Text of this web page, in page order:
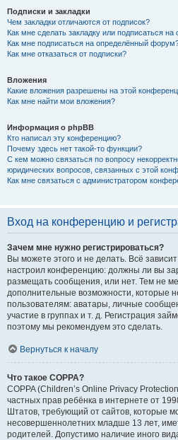
Подписки и закладки
Чем закладки отличаются от подписок?
Как мне сделать закладку или подписаться
Как мне подписаться на определённый
Как мне отказаться от подписки?
Вложения
Какие вложения разрешены на этой
Как мне найти мои вложения?
Информация о phpBB
Кто написал эту конференцию?
Почему здесь нет такой-то функции?
С кем можно связаться по вопросу
юридических вопросов, связанных с этой
Как мне связаться с администратором
Вход на конференцию и
Зачем мне нужно регистрироваться?
Вы можете этого и не делать. Всё
настроил конференцию: должны ли вы
размещать сообщения, или нет. Тем не
дополнительные возможности, которые
пользователям: аватары, личные
участие в группах и т. д. Регистрация
поэтому мы рекомендуем это сделать.
Вернуться к началу
Что такое COPPA?
COPPA (Children’s Online Privacy
частных прав ребёнка в интернете от
Штатов, требующий от сайтов, которые
несовершеннолетних младше 13 лет,
родителей. Допустимо наличие иного